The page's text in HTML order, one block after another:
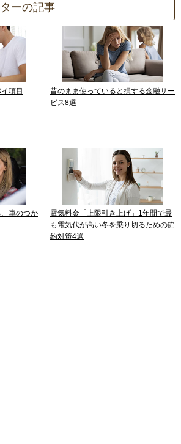
ーの記事
項目
昔のまま使っていると損する金融サー
ビス8選
車のつか
電気料金「上限引き上げ」1年間で最
も電気代が高い冬を乗り切るための節
約対策4選